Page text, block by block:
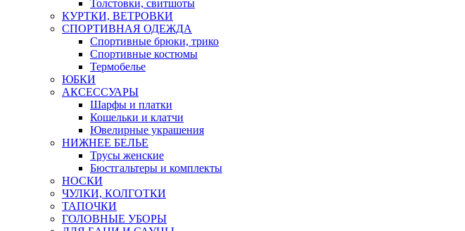
Толстовки, свитшоты
КУРТКИ, ВЕТРОВКИ
СПОРТИВНАЯ ОДЕЖДА
Спортивные брюки, трико
Спортивные костюмы
Термобелье
ЮБКИ
AКСЕССУАРЫ
Шарфы и платки
Кошельки и клатчи
Ювелирные украшения
НИЖНЕЕ БЕЛЬЕ
Трусы женские
Бюстгальтеры и комплекты
НОСКИ
ЧУЛКИ, КОЛГОТКИ
ТАПОЧКИ
ГОЛОВНЫЕ УБОРЫ